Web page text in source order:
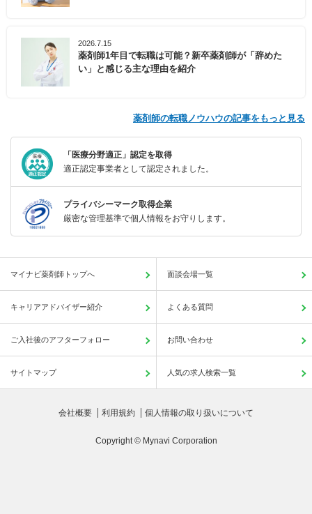
2026.7.15
薬剤師1年目で転職は可能？新卒薬剤師が「辞めた
い」と感じる主な理由を紹介
薬剤師の転職ノウハウの記事をもっと見る
「医療分野適正」認定を取得
適正認定事業者として認定されました。
プライバシーマーク取得企業
厳密な管理基準で個人情報をお守りします。
マイナビ薬剤師トップへ 面談会場一覧
キャリアアドバイザー紹介 よくある質問
ご入社後のアフターフォロー お問い合わせ
サイトマップ 人気の求人検索一覧
会社概要 利用規約 個人情報の取り扱いについて
Copyright © Mynavi Corporation